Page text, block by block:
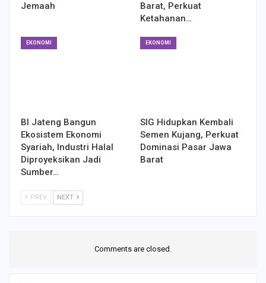
Jemaah
Barat, Perkuat
Ketahanan…
EKONOMI
BI Jateng Bangun
Ekosistem Ekonomi
Syariah, Industri Halal
Diproyeksikan Jadi
Sumber…
EKONOMI
SIG Hidupkan Kembali
Semen Kujang, Perkuat
Dominasi Pasar Jawa
Barat
PREV NEXT
Comments are closed.